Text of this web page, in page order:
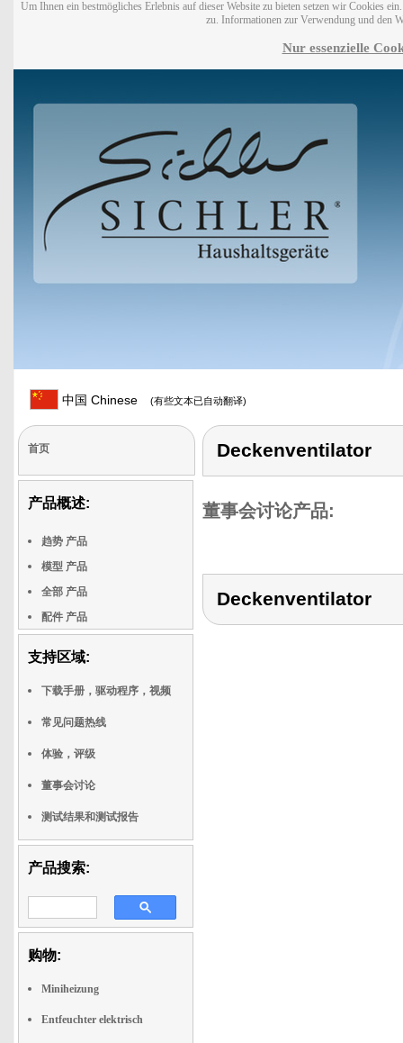
Um Ihnen ein bestmögliches Erlebnis auf dieser Website zu bieten setzen wir Cookies
zu. Informationen zur Verwendung und den
Nur essenzielle
中国 Chinese (有些文本已自动翻译)
首页
产品概述:
趋势 产品
模型 产品
全部 产品
配件 产品
支持区域:
下载手册，驱动程序，视频
常见问题热线
体验，评级
董事会讨论
测试结果和测试报告
产品搜索:
购物:
Miniheizung
Entfeuchter elektrisch
Deckenventilator
董事会讨论产品:
Deckenventilator